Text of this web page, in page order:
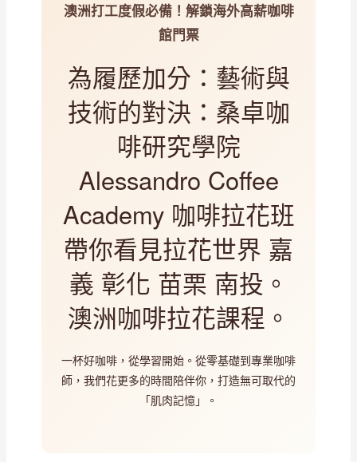
澳洲打工度假必備！解鎖海外高薪咖啡
館門票
為履歷加分：藝術與
技術的對決：桑卓咖
啡研究學院
Alessandro Coffee
Academy 咖啡拉花班
帶你看見拉花世界 嘉
義 彰化 苗栗 南投。
澳洲咖啡拉花課程。
一杯好咖啡，從學習開始。從零基礎到專業咖啡
師，我們花更多的時間陪伴你，打造無可取代的
「肌肉記憶」。